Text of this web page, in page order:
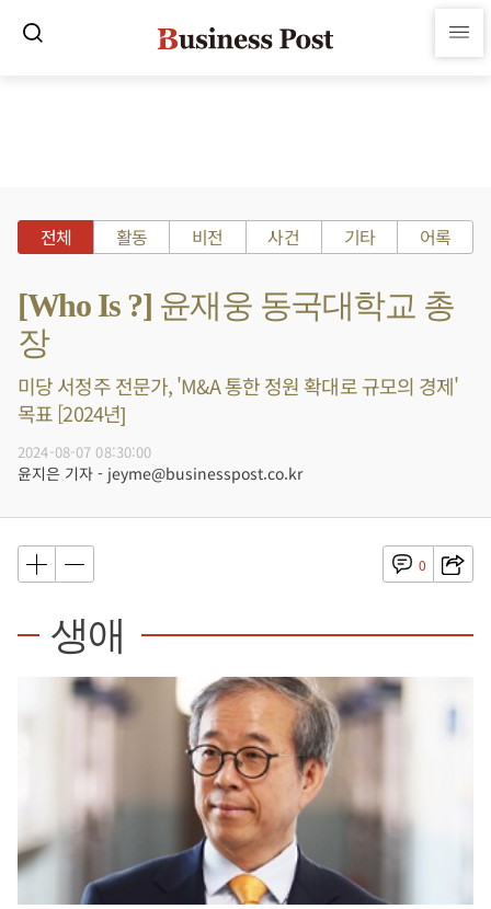
전체 활동 비전 사건 기타 어록
[Who Is ?] 윤재웅 동국대학교 총
장
미당 서정주 전문가, 'M&A 통한 정원 확대로 규모의 경제'
목표 [2024년]
2024-08-07 08:30:00
윤지은 기자 - jeyme@businesspost.co.kr
0
생애